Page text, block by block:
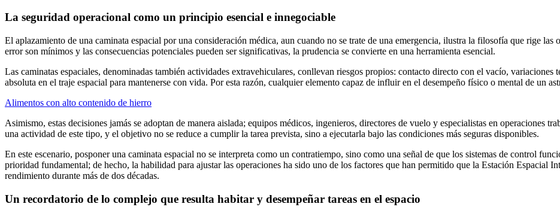
La seguridad operacional como un principio esencial e innegociable
El aplazamiento de una caminata espacial por una consideración médica, aun cuando no se trate de una emergencia, ilustra la filosofía que rige
error son mínimos y las consecuencias potenciales pueden ser significativas, la prudencia se convierte en una herramienta esencial.
Las caminatas espaciales, denominadas también actividades extravehiculares, conllevan riesgos propios: contacto directo con el vacío,
absoluta en el traje espacial para mantenerse con vida. Por esta razón, cualquier elemento capaz de influir en el desempeño físico o mental de un
Alimentos con alto contenido de hierro
Asimismo, estas decisiones jamás se adoptan de manera aislada; equipos médicos, ingenieros, directores de vuelo y especialistas en operaciones
una actividad de este tipo, y el objetivo no se reduce a cumplir la tarea prevista, sino a ejecutarla bajo las condiciones más seguras disponibles.
En este escenario, posponer una caminata espacial no se interpreta como un contratiempo, sino como una señal de que los sistemas de control
prioridad fundamental; de hecho, la habilidad para ajustar las operaciones ha sido uno de los factores que han permitido que la Estación Espacial
rendimiento durante más de dos décadas.
Un recordatorio de lo complejo que resulta habitar y desempeñar tareas en el espacio